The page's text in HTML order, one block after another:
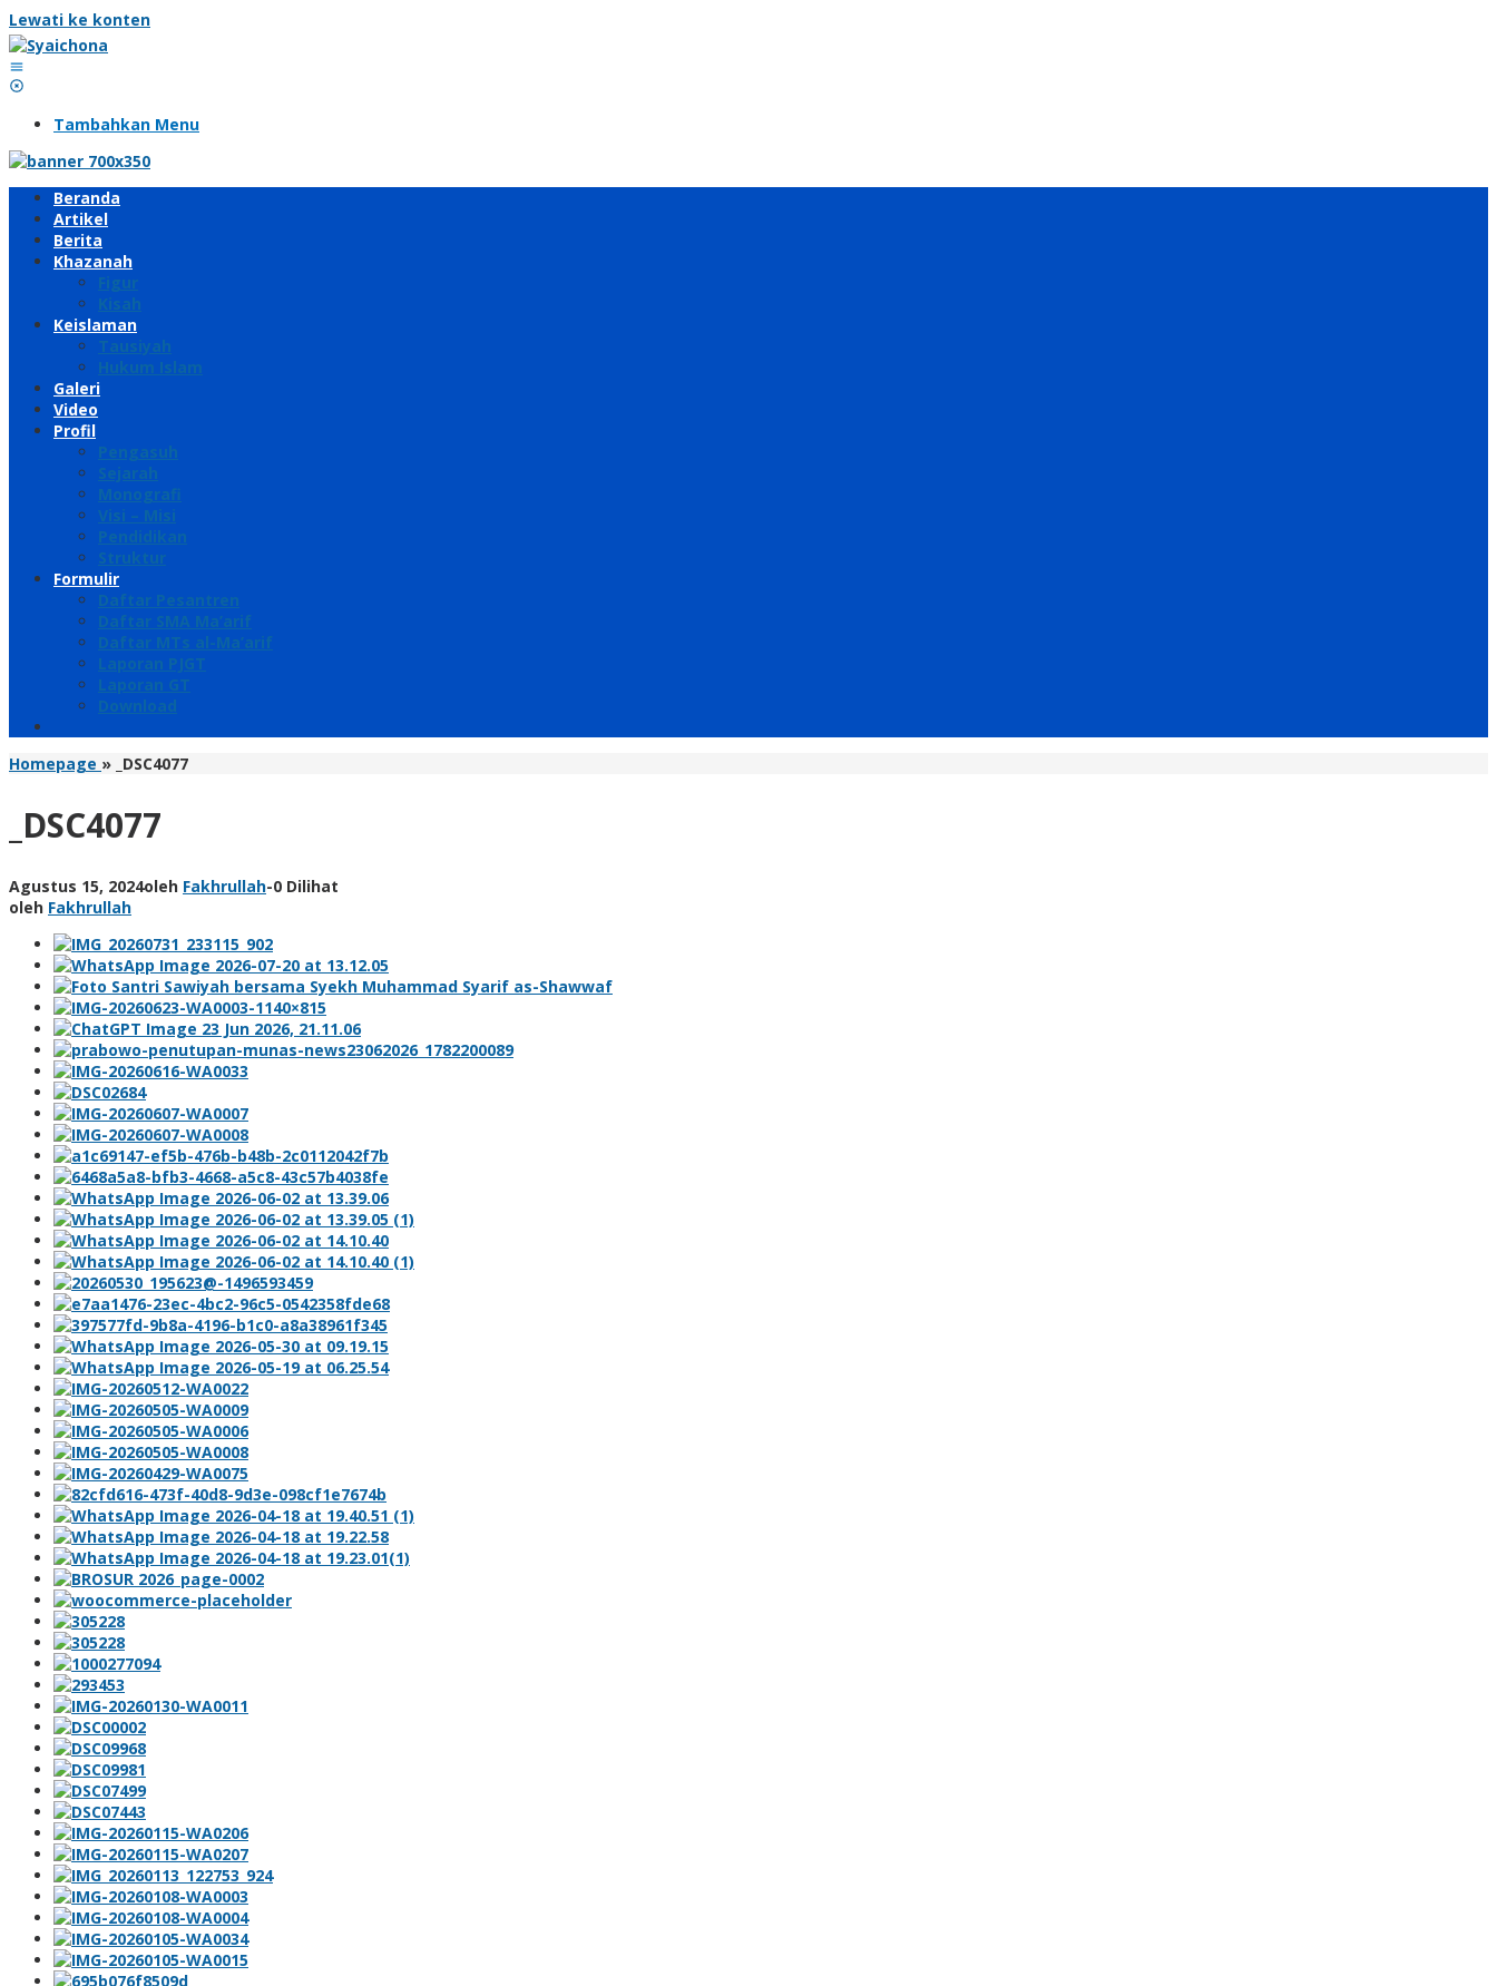
Lewati ke konten
Tambahkan Menu
Beranda
Artikel
Berita
Khazanah
Figur
Kisah
Keislaman
Tausiyah
Hukum Islam
Galeri
Video
Profil
Pengasuh
Sejarah
Monografi
Visi – Misi
Pendidikan
Struktur
Formulir
Daftar Pesantren
Daftar SMA Ma’arif
Daftar MTs al-Ma’arif
Laporan PJGT
Laporan GT
Download
Homepage » _DSC4077
_DSC4077
Agustus 15, 2024oleh Fakhrullah-0 Dilihat
oleh Fakhrullah